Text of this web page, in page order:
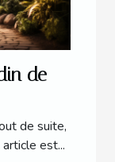
de
de suite,
est...